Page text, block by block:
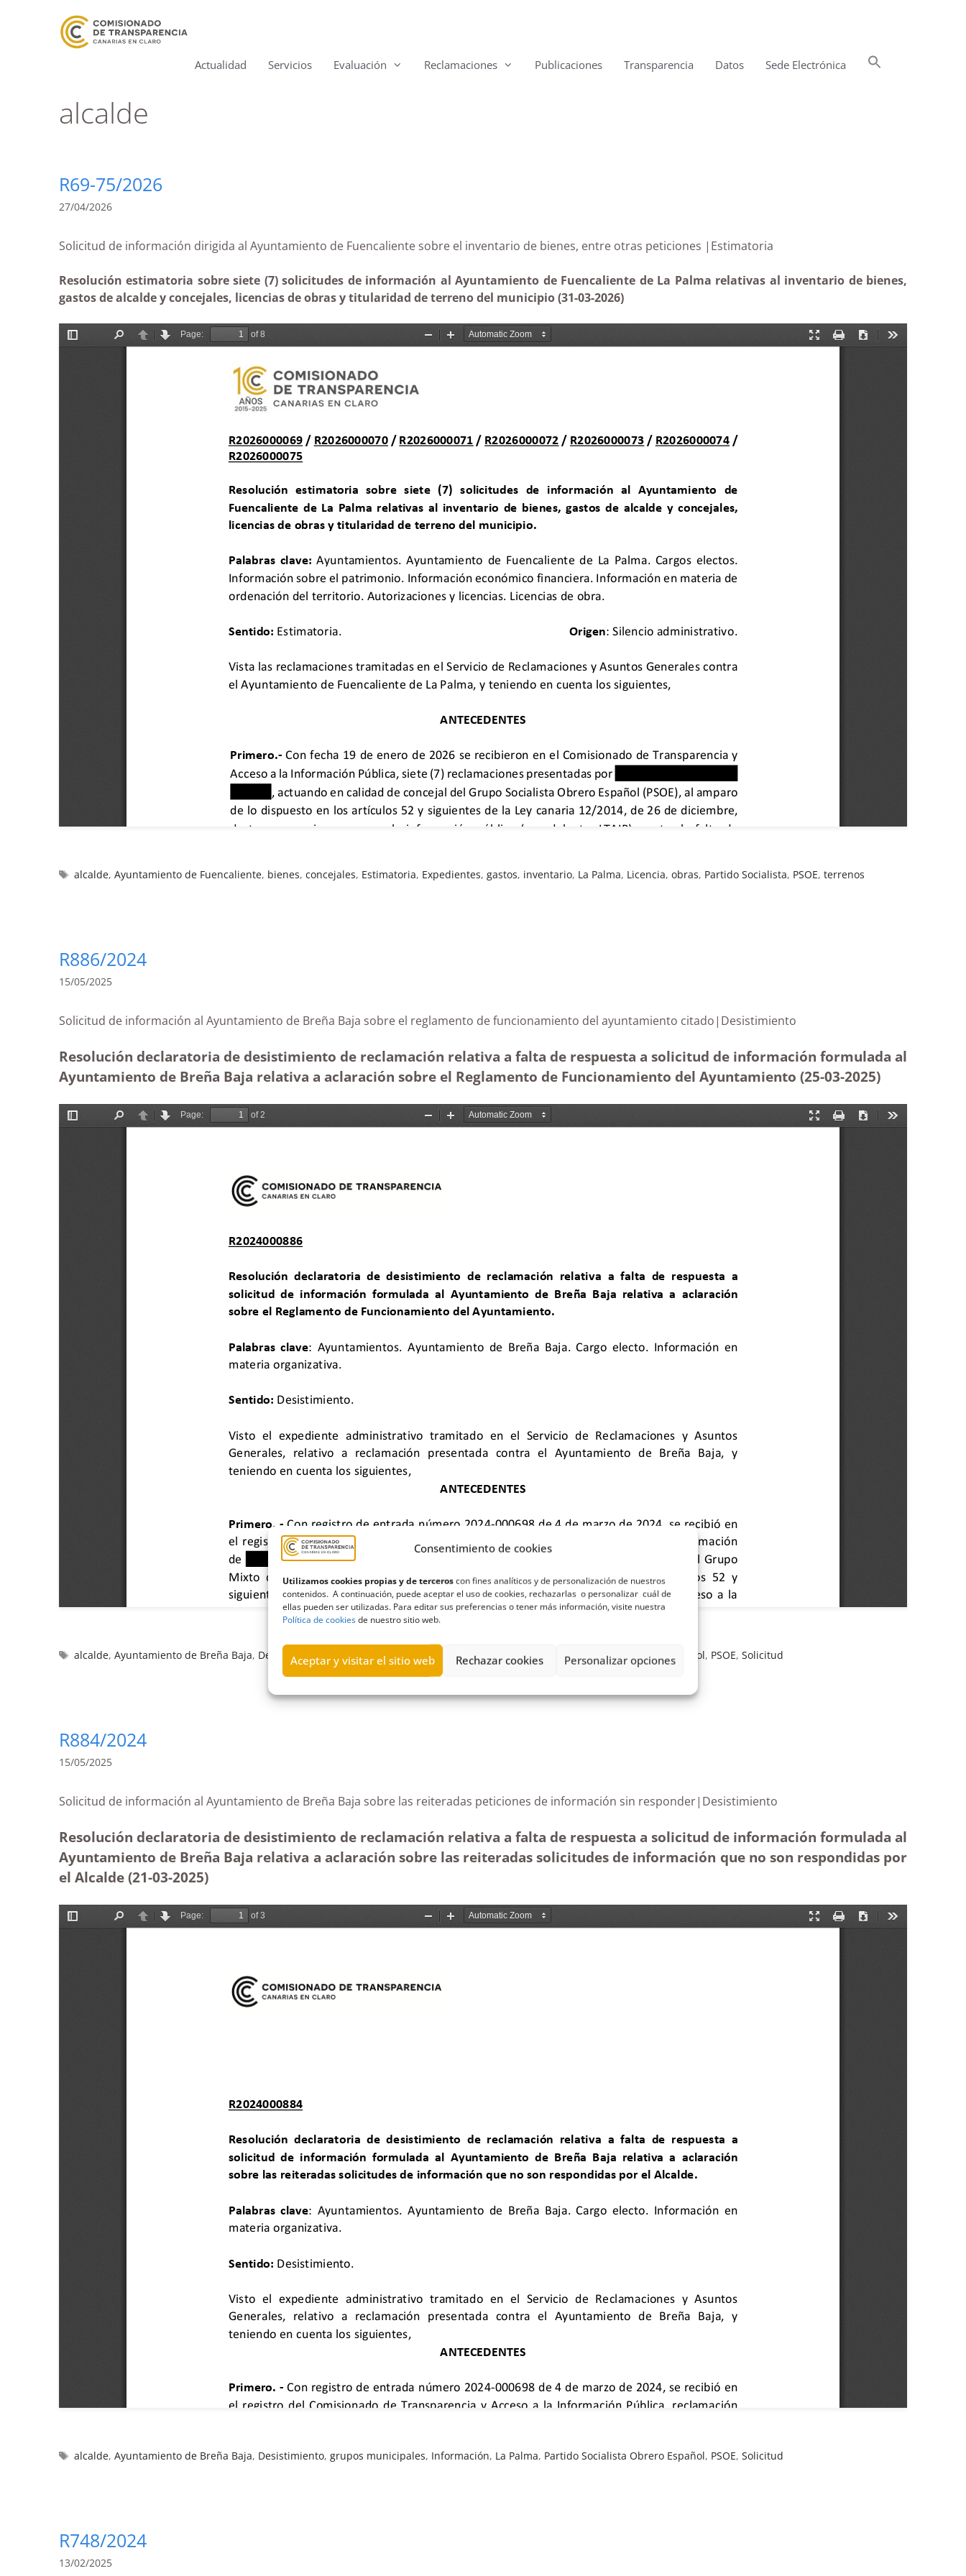
Consentimiento de cookies
Utilizamos cookies propias y de terceroscon fines analíticos y de personalización de nuestros
contenidos. A continuación, puede aceptar el uso de cookies, rechazarlas o personalizar cuál de
ellas pueden ser utilizadas. Para editar sus preferencias o tener más información, visite nuestra
Política de cookiesde nuestro sitio web.
Aceptar y visitar el sitio web Rechazar cookies Personalizar opciones
Actualidad Servicios Evaluación Reclamaciones Publicaciones Transparencia Datos Sede Electrónica
alcalde
R69-75/2026
27/04/2026
Solicitud de información dirigida al Ayuntamiento de Fuencaliente sobre el inventario de bienes, entre otras peticiones |Estimatoria
Resolución estimatoria sobre siete (7) solicitudes de información al Ayuntamiento de Fuencaliente de La Palma relativas al inventario de bienes,
gastos de alcalde y concejales, licencias de obras y titularidad de terreno del municipio (31-03-2026)
alcalde,Ayuntamiento de Fuencaliente, bienes,concejales, Estimatoria, Expedientes,gastos, inventario, La Palma, Licencia,obras, Partido Socialista, PSOE,terrenos
R886/2024
15/05/2025
Solicitud de información al Ayuntamiento de Breña Baja sobre el reglamento de funcionamiento del ayuntamiento citado|Desistimiento
Resolución declaratoria de desistimiento de reclamación relativa a falta de respuesta a solicitud de información formulada al
Ayuntamiento de Breña Baja relativa a aclaración sobre el Reglamento de Funcionamiento del Ayuntamiento (25-03-2025)
alcalde,Ayuntamiento de Breña Baja, Desistimiento grupos municipales ,Información,La Palma , Partido Socialista Obrero Español, PSOE,Solicitud
R884/2024
15/05/2025
Solicitud de información al Ayuntamiento de Breña Baja sobre las reiteradas peticiones de información sin responder|Desistimiento
Resolución declaratoria de desistimiento de reclamación relativa a falta de respuesta a solicitud de información formulada al
Ayuntamiento de Breña Baja relativa a aclaración sobre las reiteradas solicitudes de información que no son respondidas por
el Alcalde (21-03-2025)
alcalde,Ayuntamiento de Breña Baja, Desistimiento,grupos municipales, Información, La Palma, Partido Socialista Obrero Español, PSOE,Solicitud
R748/2024
13/02/2025